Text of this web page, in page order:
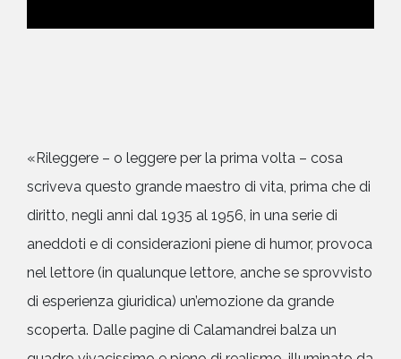
«Rileggere – o leggere per la prima volta – cosa
scriveva questo grande maestro di vita, prima che di
diritto, negli anni dal 1935 al 1956, in una serie di
aneddoti e di considerazioni piene di humor, provoca
nel lettore (in qualunque lettore, anche se sprovvisto
di esperienza giuridica) un’emozione da grande
scoperta. Dalle pagine di Calamandrei balza un